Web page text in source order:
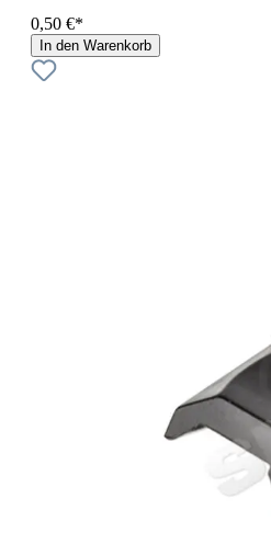
0,50 €*
In den Warenkorb